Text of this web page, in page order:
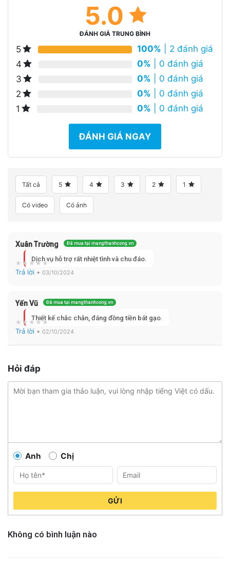
5.0
ĐÁNH GIÁ TRUNG BÌNH
5 100% | 2 đánh giá
4
0% | 0 đánh giá
3
0% | 0 đánh giá
2
0% | 0 đánh giá
1
0% | 0 đánh giá
ĐÁNH GIÁ NGAY
Tất cả 5 4 3 2 1
Có video Có ảnh
Xuân Trường Đã mua tại mangthanhcong.vn
Dịch vụ hỗ trợ rất nhiệt tình và chu đáo.
Trả lời • 03/10/2024
Yến Vũ Đã mua tại mangthanhcong.vn
Thiết kế chắc chắn, đáng đồng tiền bát gạo.
Trả lời • 02/10/2024
Hỏi đáp
Anh Chị
GỬI
Không có bình luận nào